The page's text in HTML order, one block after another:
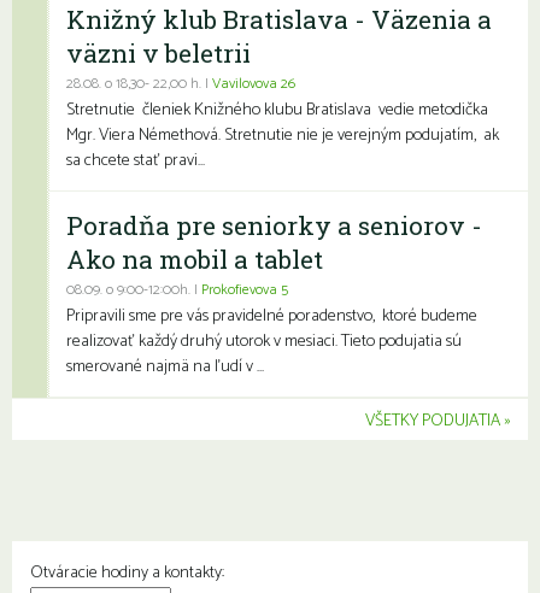
Knižný klub Bratislava - Väzenia a
väzni v beletrii
28.08. o 18,30- 22,00 h. | Vavilovova 26
Stretnutie členiek Knižného klubu Bratislava vedie metodička
Mgr. Viera Némethová. Stretnutie nie je verejným podujatím, ak
sa chcete stať pravi...
Poradňa pre seniorky a seniorov -
Ako na mobil a tablet
08.09. o 9:00-12:00h. | Prokofievova 5
Pripravili sme pre vás pravidelné poradenstvo, ktoré budeme
realizovať každý druhý utorok v mesiaci. Tieto podujatia sú
smerované najmä na ľudí v ...
VŠETKY PODUJATIA
Otváracie hodiny a kontakty: